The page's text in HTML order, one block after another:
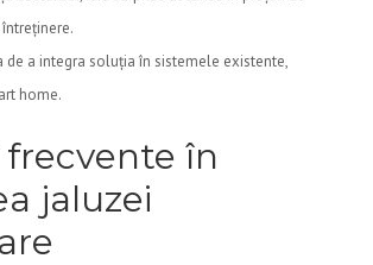
de a integra soluția în sistemele existente,
home.
frecvente în
jaluzei